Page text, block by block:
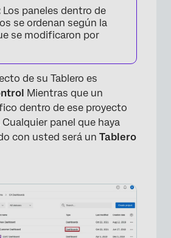
Los paneles dentro de
se ordenan según la
se modificaron por
de su Tablero es
Mientras que un
dentro de ese proyecto
Cualquier panel que haya
con usted será un Tablero